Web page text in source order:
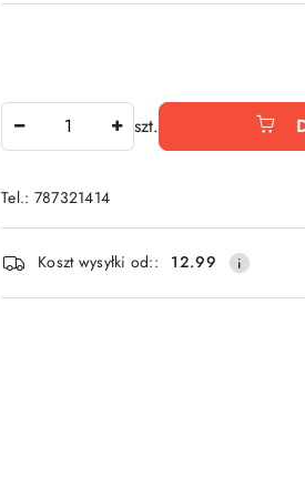
szt.
Tel.: 787321414
Dostępność
i
Koszt wysyłki od:: 12.99